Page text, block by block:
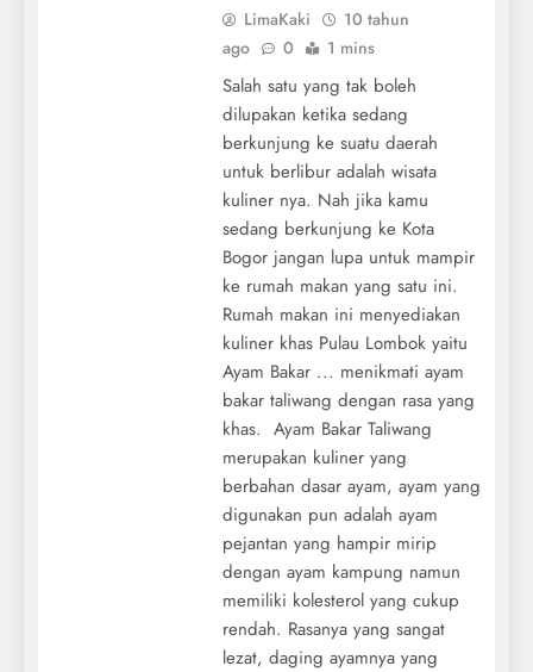
LimaKaki
10 tahun
ago
0 1 mins
Salah satu yang tak boleh
dilupakan ketika sedang
berkunjung ke suatu daerah
untuk berlibur adalah wisata
kuliner nya. Nah jika kamu
sedang berkunjung ke Kota
Bogor jangan lupa untuk mampir
ke rumah makan yang satu ini.
Rumah makan ini menyediakan
kuliner khas Pulau Lombok yaitu
Ayam Bakar ... menikmati ayam
bakar taliwang dengan rasa yang
khas. Ayam Bakar Taliwang
merupakan kuliner yang
berbahan dasar ayam, ayam yang
digunakan pun adalah ayam
pejantan yang hampir mirip
dengan ayam kampung namun
memiliki kolesterol yang cukup
rendah. Rasanya yang sangat
lezat, daging ayamnya yang